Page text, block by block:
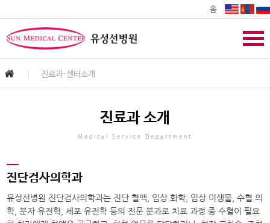
홈
진료과·센터소개
진료과 소개
Medical Service Department
진단검사의학과
유성선병원 진단검사의학과는 진단 혈액, 임상 화학, 임상 미생물, 수혈 의
학, 분자 유전학, 세포 유전학 등의 전문 분과로 치료 과정 중 수혈이 필요